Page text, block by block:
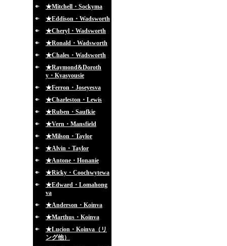
★Mitchell・Sockyma
★Eddison・Wadsworth
★Cheryl・Wadsworth
★Ronald・Wadsworth
★Chales・Wadsworth
★Raymond&Doroth
y・Kyasyousie
★Ferron・Joseyesva
★Charleston・Lewis
★Ruben・Saufkie
★Vern・Mansfield
★Milson・Taylor
★Alvin・Taylor
★Antone・Honanie
★Ricky・Coochwytewa
★Edward・Lomahong
va
★Anderson・Koinva
★Marthus・Koinva
★Lucion・Koinva（リ
ング他）